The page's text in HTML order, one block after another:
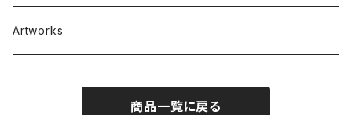
Artworks
商品一覧に戻る